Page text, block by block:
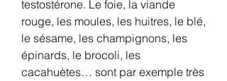
testostérone. Le foie, la viande
rouge, les moules, les huitres, le blé,
le sésame, les champignons, les
épinards, le brocoli, les
cacahuètes… sont par exemple très